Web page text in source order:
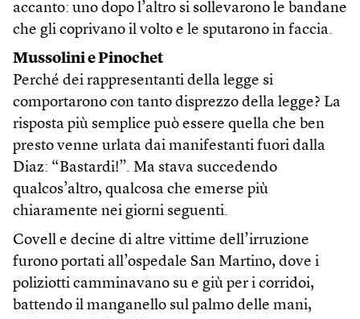
accanto: uno dopo l’altro si sollevarono le bandane
che gli coprivano il volto e le sputarono in faccia.
Mussolini e Pinochet
Perché dei rappresentanti della legge si
comportarono con tanto disprezzo della legge? La
risposta più semplice può essere quella che ben
presto venne urlata dai manifestanti fuori dalla
Diaz: “Bastardi!”. Ma stava succedendo
qualcos’altro, qualcosa che emerse più
chiaramente nei giorni seguenti.
Covell e decine di altre vittime dell’irruzione
furono portati all’ospedale San Martino, dove i
poliziotti camminavano su e giù per i corridoi,
battendo il manganello sul palmo delle mani,